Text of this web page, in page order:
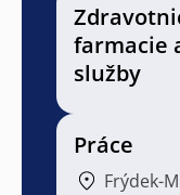
farmacie
služby
Práce
Frýdek-